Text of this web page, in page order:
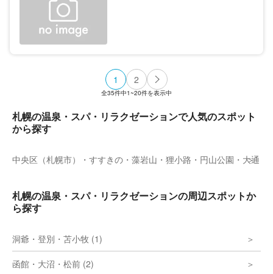
1 2
全35件中1~20件を表示中
札幌の温泉・スパ・リラクゼーションで人気のスポット
から探す
中央区（札幌市）・すすきの・藻岩山・狸小路・円山公園・大通
札幌の温泉・スパ・リラクゼーションの周辺スポットか
ら探す
洞爺・登別・苫小牧 (1)
函館・大沼・松前 (2)